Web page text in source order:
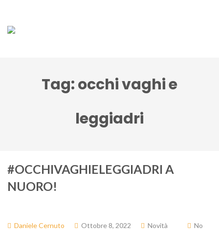
Tag:occhi vaghi e
leggiadri
#OCCHIVAGHIELEGGIADRI A
NUORO!
Daniele Cernuto Ottobre 8, 2022 Novità
No